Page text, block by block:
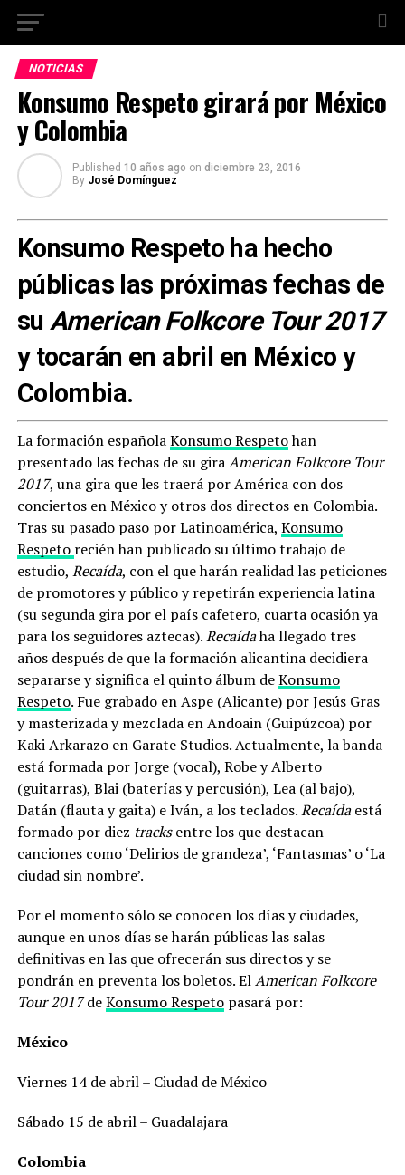
NOTICIAS
Konsumo Respeto girará por México
y Colombia
Published 10 años ago on diciembre 23, 2016
By José Domínguez
Konsumo Respeto ha hecho
públicas las próximas fechas de
su American Folkcore Tour 2017
y tocarán en abril en México y
Colombia.
La formación españolaKonsumo Respetohan
presentado las fechas de su giraAmerican Folkcore Tour
2017, una gira que les traerá por América con dos
conciertos en México y otros dos directos en Colombia.
Tras su pasado paso por Latinoamérica, Konsumo
Respeto recién han publicado su último trabajo de
estudio, Recaída, con el que harán realidad las peticiones
de promotores y público y repetirán experiencia latina
(su segunda gira por el país cafetero, cuarta ocasión ya
para los seguidores aztecas).Recaídaha llegado tres
años después de que la formación alicantina decidiera
separarse y significa el quinto álbum deKonsumo
Respeto. Fue grabado en Aspe (Alicante) por Jesús Gras
y masterizada y mezclada en Andoain (Guipúzcoa) por
Kaki Arkarazo en Garate Studios. Actualmente, la banda
está formada por Jorge (vocal), Robe y Alberto
(guitarras), Blai (baterías y percusión), Lea (al bajo),
Datán (flauta y gaita) e Iván, a los teclados.Recaídaestá
formado por diez tracksentre los que destacan
canciones como ‘Delirios de grandeza’, ‘Fantasmas’ o ‘La
ciudad sin nombre’.
Por el momento sólo se conocen los días y ciudades,
aunque en unos días se harán públicas las salas
definitivas en las que ofrecerán sus directos y se
pondrán en preventa los boletos. ElAmerican Folkcore
Tour 2017deKonsumo Respetopasará por:
México
Viernes 14 de abril – Ciudad de México
Sábado 15 de abril – Guadalajara
Colombia